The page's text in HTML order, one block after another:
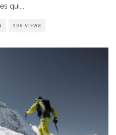
qui
206 VIEWS